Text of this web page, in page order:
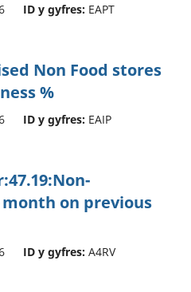
ID y gyfres: EAPT
Non Food stores
%
ID y gyfres: EAIP
on previous
ID y gyfres: A4RV